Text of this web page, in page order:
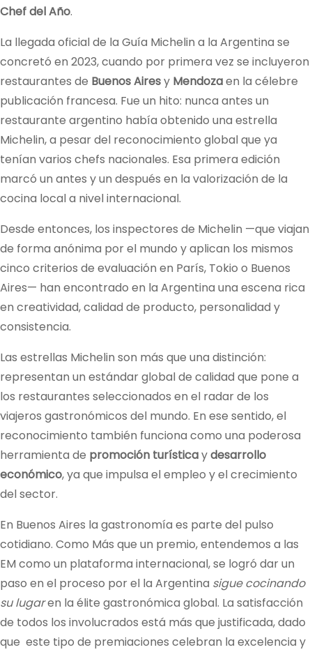
Chef del Año.
La llegada oficial de la Guía Michelin a la Argentina se
concretó en 2023, cuando por primera vez se incluyeron
restaurantes de Buenos Airesy Mendozaen la célebre
publicación francesa. Fue un hito: nunca antes un
restaurante argentino había obtenido una estrella
Michelin, a pesar del reconocimiento global que ya
tenían varios chefs nacionales. Esa primera edición
marcó un antes y un después en la valorización de la
cocina local a nivel internacional.
Desde entonces, los inspectores de Michelin —que viajan
de forma anónima por el mundo y aplican los mismos
cinco criterios de evaluación en París, Tokio o Buenos
Aires— han encontrado en la Argentina una escena rica
en creatividad, calidad de producto, personalidad y
consistencia.
Las estrellas Michelin son más que una distinción:
representan un estándar global de calidad que pone a
los restaurantes seleccionados en el radar de los
viajeros gastronómicos del mundo. En ese sentido, el
reconocimiento también funciona como una poderosa
herramienta de promoción turísticaydesarrollo
económico, ya que impulsa el empleo y el crecimiento
del sector.
En Buenos Aires la gastronomía es parte del pulso
cotidiano. Como Más que un premio, entendemos a las
EM como un plataforma internacional, se logró dar un
paso en el proceso por el la Argentina sigue cocinando
su lugaren la élite gastronómica global. La satisfacción
de todos los involucrados está más que justificada, dado
que este tipo de premiaciones celebran la excelencia y